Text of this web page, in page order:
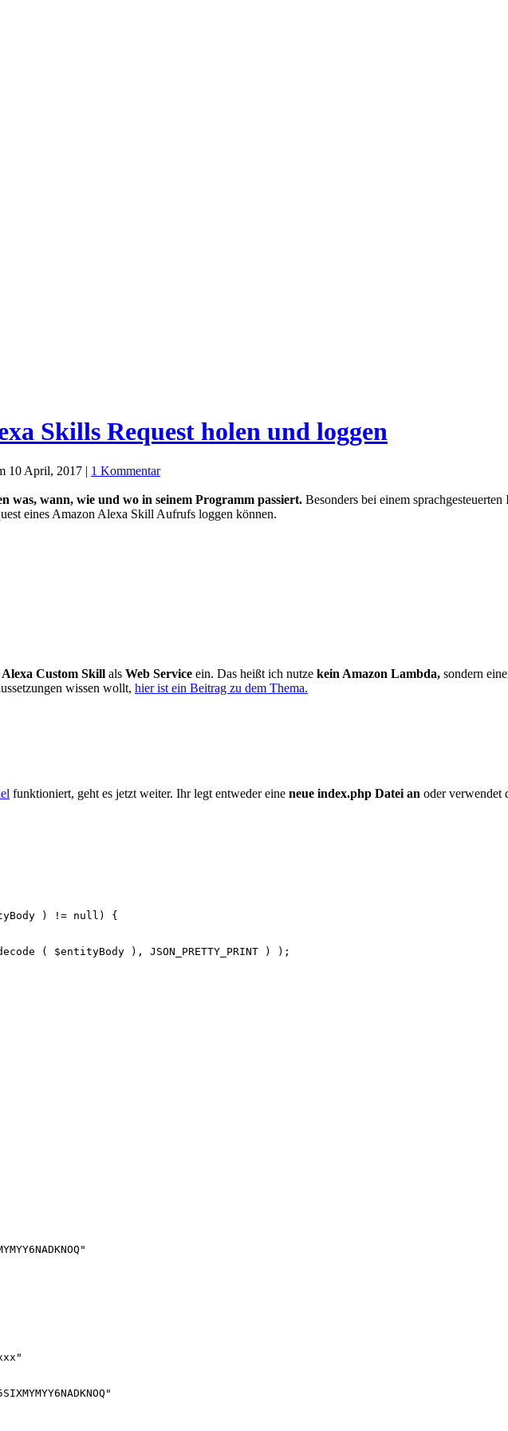
Skills Request holen und loggen
10 April, 2017 | 1 Kommentar
was, wann, wie und wo in seinem Programm passiert. Besonders bei einem
eines Amazon Alexa Skill Aufrufs loggen können.
Custom Skill als Web Service ein. Das heißt ich nutze kein Amazon Lambda, sondern
wissen wollt, hier ist ein Beitrag zu dem Thema.
funktioniert, geht es jetzt weiter. Ihr legt entweder eine neue index.php Datei an oder verwendet
) != null) {